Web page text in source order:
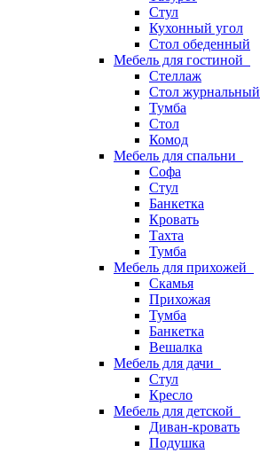
Стул
Кухонный угол
Стол обеденный
Мебель для гостиной
Стеллаж
Стол журнальный
Тумба
Стол
Комод
Мебель для спальни
Софа
Стул
Банкетка
Кровать
Тахта
Тумба
Мебель для прихожей
Скамья
Прихожая
Тумба
Банкетка
Вешалка
Мебель для дачи
Стул
Кресло
Мебель для детской
Диван-кровать
Подушка